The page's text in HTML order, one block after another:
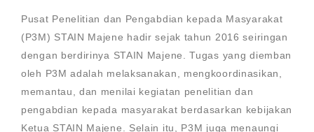
Pusat Penelitian dan Pengabdian kepada Masyarakat
(P3M) STAIN Majene hadir sejak tahun 2016 seiringan
dengan berdirinya STAIN Majene. Tugas yang diemban
oleh P3M adalah melaksanakan, mengkoordinasikan,
memantau, dan menilai kegiatan penelitian dan
pengabdian kepada masyarakat berdasarkan kebijakan
Ketua STAIN Majene. Selain itu, P3M juga menaungi